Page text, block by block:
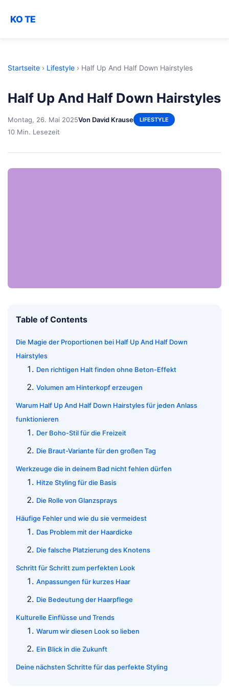
KO TE
Startseite › Lifestyle › Half Up And Half Down Hairstyles
Half Up And Half Down Hairstyles
Montag, 26. Mai 2025Von David Krause LIFESTYLE
10 Min. Lesezeit
Table of Contents
Die Magie der Proportionen bei Half Up And Half Down
Hairstyles
Den richtigen Halt finden ohne Beton-Effekt
Volumen am Hinterkopf erzeugen
Warum Half Up And Half Down Hairstyles für jeden Anlass
funktionieren
Der Boho-Stil für die Freizeit
Die Braut-Variante für den großen Tag
Werkzeuge die in deinem Bad nicht fehlen dürfen
Hitze Styling für die Basis
Die Rolle von Glanzsprays
Häufige Fehler und wie du sie vermeidest
Das Problem mit der Haardicke
Die falsche Platzierung des Knotens
Schritt für Schritt zum perfekten Look
Anpassungen für kurzes Haar
Die Bedeutung der Haarpflege
Kulturelle Einflüsse und Trends
Warum wir diesen Look so lieben
Ein Blick in die Zukunft
Deine nächsten Schritte für das perfekte Styling